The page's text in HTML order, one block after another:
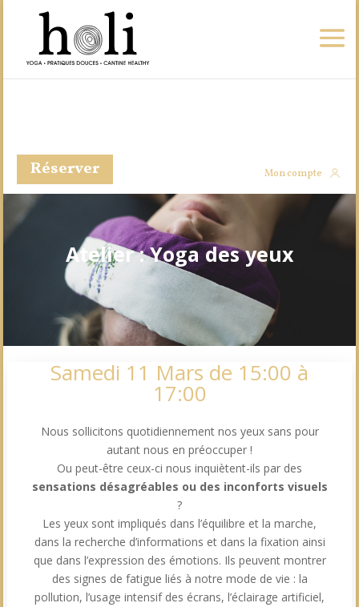
Réserver Mon compte
Atelier : Yoga des yeux
Samedi 11 Mars de 15:00 à
17:00
Nous sollicitons quotidiennement nos yeux sans pour
autant nous en préoccuper !
Ou peut-être ceux-ci nous inquiètent-ils par des
sensations désagréables ou des inconforts visuels
?
Les yeux sont impliqués dans l’équilibre et la marche,
dans la recherche d’informations et dans la fixation ainsi
que dans l’expression des émotions. Ils peuvent montrer
des signes de fatigue liés à notre mode de vie : la
pollution, l’usage intensif des écrans, l’éclairage artificiel,